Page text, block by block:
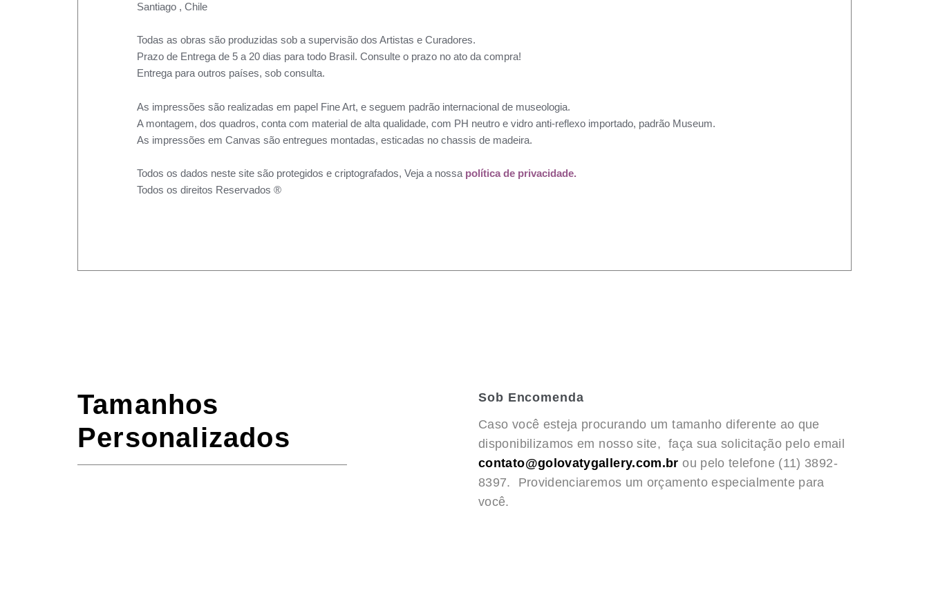
Santiago , Chile
Todas as obras são produzidas sob a supervisão dos Artistas e Curadores.
Prazo de Entrega de 5 a 20 dias para todo Brasil. Consulte o prazo no ato da compra!
Entrega para outros países, sob consulta.
As impressões são realizadas em papel Fine Art, e seguem padrão internacional de museologia.
A montagem, dos quadros, conta com material de alta qualidade, com PH neutro e vidro anti-reflexo importado, padrão Museum.
As impressões em Canvas são entregues montadas, esticadas no chassis de madeira.
Todos os dados neste site são protegidos e criptografados, Veja a nossa política de privacidade.
Todos os direitos Reservados ®
Tamanhos
Personalizados
Sob Encomenda
Caso você esteja procurando um tamanho diferente ao que
disponibilizamos em nosso site, faça sua solicitação pelo email
contato@golovatygallery.com.br ou pelo telefone (11) 3892-
8397. Providenciaremos um orçamento especialmente para
você.